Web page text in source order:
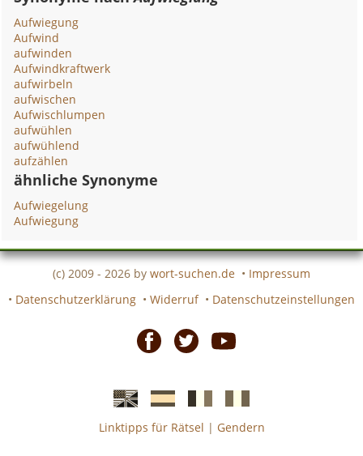
Aufwiegung
Aufwind
aufwinden
Aufwindkraftwerk
aufwirbeln
aufwischen
Aufwischlumpen
aufwühlen
aufwühlend
aufzählen
ähnliche Synonyme
Aufwiegelung
Aufwiegung
(c) 2009 - 2026 by wort-suchen.de • Impressum
• Datenschutzerklärung • Widerruf • Datenschutzeinstellungen
EnglischeSpanischefranzösicheitalienische
Linktipps für Rätsel | Gendern